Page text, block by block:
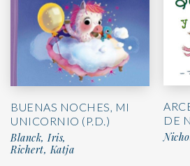
BUENAS NOCHES, MI
UNICORNIO (P.D.)
Blanck, Iris,
Richert, Katja
DE